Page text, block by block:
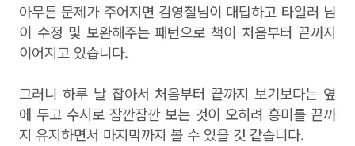
아무튼 문제가 주어지면 김영철님이 대답하고 타일러 님
이 수정 및 보완해주는 패턴으로 책이 처음부터 끝까지
이어지고 있습니다.
그러니 하루 날 잡아서 처음부터 끝까지 보기보다는 옆
에 두고 수시로 잠깐잠깐 보는 것이 오히려 흥미를 끝까
지 유지하면서 마지막까지 볼 수 있을 것 같습니다.